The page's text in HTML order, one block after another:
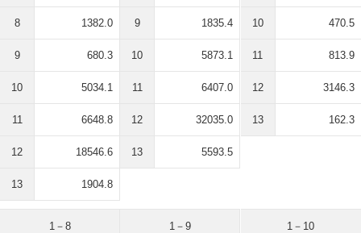
8 1382.0
9 680.3
10 5034.1
11 6648.8
12 18546.6
13 1904.8
9 1835.4
10 5873.1
11 6407.0
12 32035.0
13 5593.5
10 470.5
11 813.9
12 3146.3
13 162.3
1－8 1－9 1－10